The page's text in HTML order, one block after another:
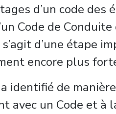
d’un code
Code de
d’une étape
encore plus
identifié de
avec un Code et